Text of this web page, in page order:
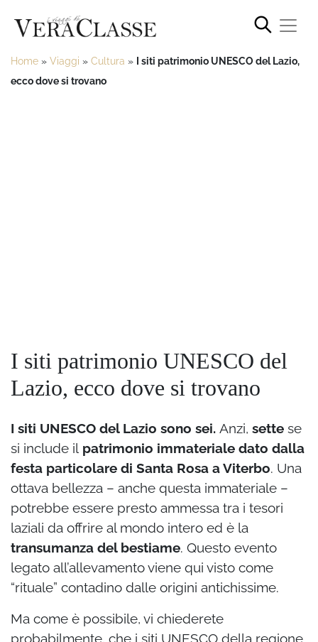
Home » Viaggi » Cultura » I siti patrimonio UNESCO del Lazio,
ecco dove si trovano
I siti patrimonio UNESCO del
Lazio, ecco dove si trovano
I siti UNESCO del Lazio sono sei. Anzi, sette se
si include il patrimonio immateriale dato dalla
festa particolare di Santa Rosa a Viterbo. Una
ottava bellezza – anche questa immateriale –
potrebbe essere presto ammessa tra i tesori
laziali da offrire al mondo intero ed è la
transumanza del bestiame. Questo evento
legato all’allevamento viene qui visto come
“rituale” contadino dalle origini antichissime.
Ma come è possibile, vi chiederete
probabilmente, che i siti UNESCO della regione